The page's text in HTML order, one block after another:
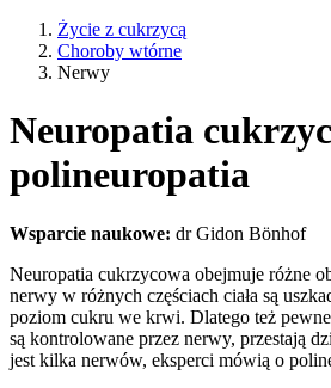
Życie z cukrzycą
Choroby wtórne
Nerwy
Neuropatia
polineuropatia
Wsparcie naukowe: dr Gidon Bönhof
Neuropatia cukrzycowa obejmuje różne
nerwy w różnych częściach ciała są
poziom cukru we krwi. Dlatego też
są kontrolowane przez nerwy, przestają
jest kilka nerwów, eksperci mówią o